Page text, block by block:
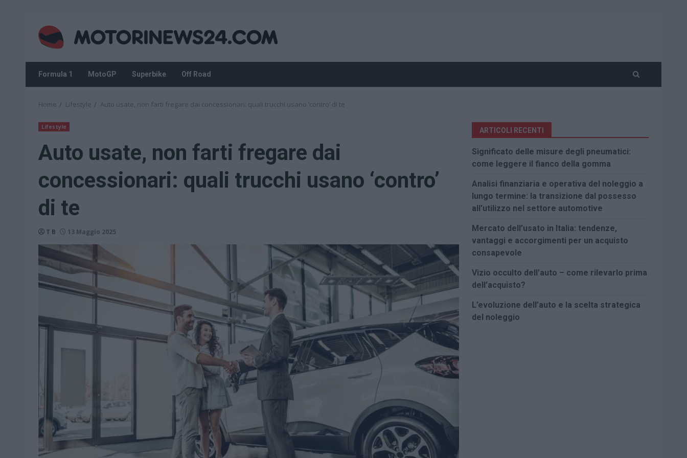
content
Formula 1 MotoGP Superbike Off Road
Home Lifestyle Auto usate, non farti fregare dai concessionari: quali trucchi usano ‘contro’ di te
Lifestyle
Auto usate, non farti fregare dai
concessionari: quali trucchi usano ‘contro’
di te
T B 13 Maggio 2025
ARTICOLI RECENTI
Significato delle misure degli pneumatici:
come leggere il fianco della gomma
Analisi finanziaria e operativa del noleggio a
lungo termine: la transizione dal possesso
all’utilizzo nel settore automotive
Mercato dell’usato in Italia: tendenze,
vantaggi e accorgimenti per un acquisto
consapevole
Vizio occulto dell’auto – come rilevarlo prima
dell’acquisto?
L’evoluzione dell’auto e la scelta strategica
del noleggio